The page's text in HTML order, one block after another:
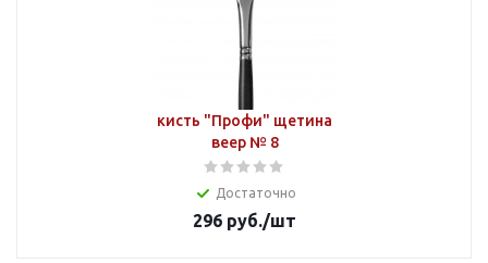
кисть "Профи" щетина
веер № 8
Достаточно
296 руб./шт